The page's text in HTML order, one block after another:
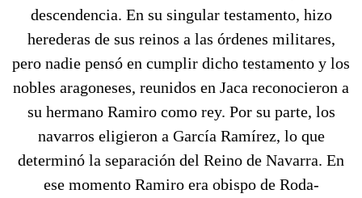
descendencia. En su singular testamento, hizo
herederas de sus reinos a las órdenes militares,
pero nadie pensó en cumplir dicho testamento y los
nobles aragoneses, reunidos en Jaca reconocieron a
su hermano Ramiro como rey. Por su parte, los
navarros eligieron a García Ramírez, lo que
determinó la separación del Reino de Navarra. En
ese momento Ramiro era obispo de Roda-